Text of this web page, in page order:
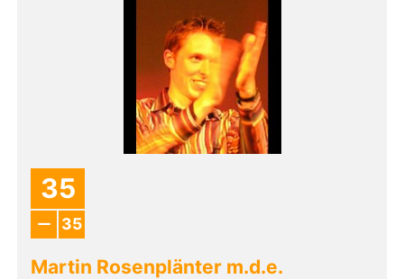
35
35
Martin Rosenplänter m.d.e.